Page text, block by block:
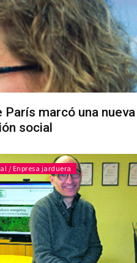
París marcó una nueva
social
/ Enpresa jarduera